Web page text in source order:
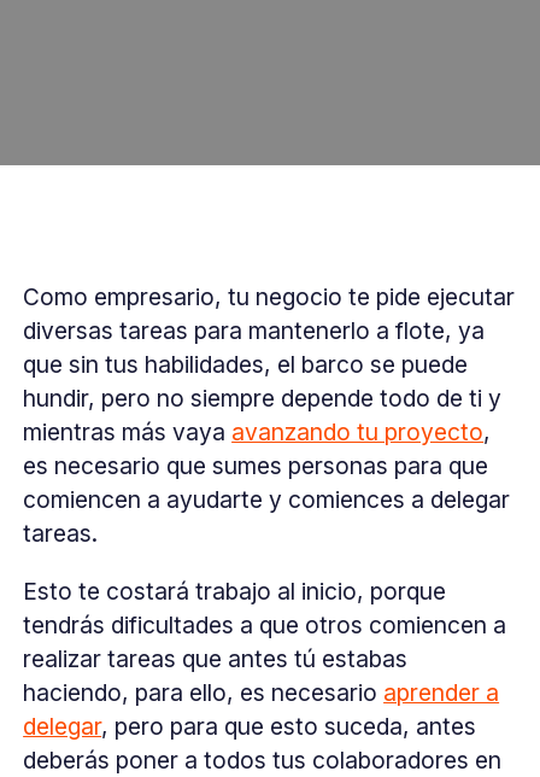
Como empresario, tu negocio te pide ejecutar
diversas tareas para mantenerlo a flote, ya
que sin tus habilidades, el barco se puede
hundir, pero no siempre depende todo de ti y
mientras más vaya avanzando tu proyecto,
es necesario que sumes personas para que
comiencen a ayudarte y comiences a delegar
tareas.
Esto te costará trabajo al inicio, porque
tendrás dificultades a que otros comiencen a
realizar tareas que antes tú estabas
haciendo, para ello, es necesario aprender a
delegar, pero para que esto suceda, antes
deberás poner a todos tus colaboradores en